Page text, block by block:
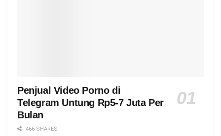
Penjual Video Porno di
Telegram Untung Rp5-7 Juta Per
Bulan
466 SHARES